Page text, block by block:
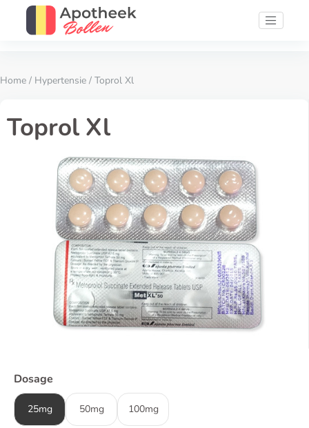
Home / Hypertensie / Toprol Xl
Toprol Xl
Dosage
25mg 50mg 100mg